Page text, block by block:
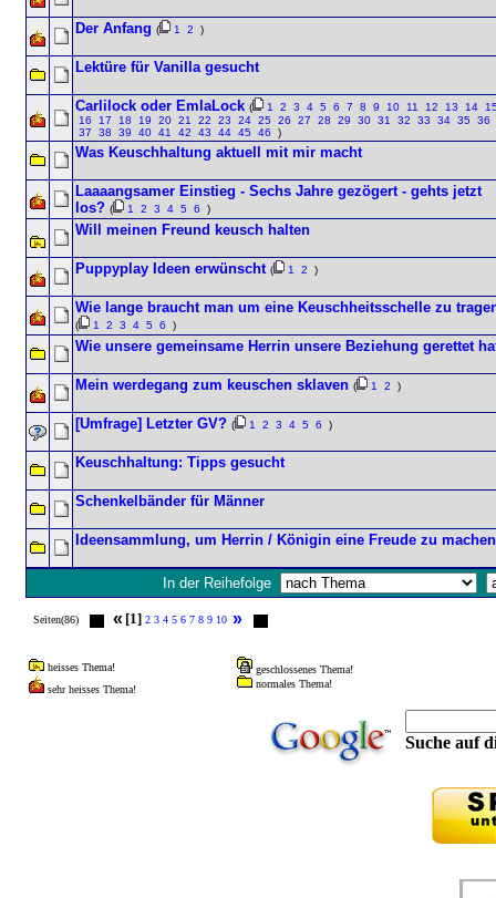
Der Anfang ( 1 2 )
Lektüre für Vanilla gesucht
Carlilock oder EmlaLock ( 1 2 3 4 5 6 7 8 9 10 11 12 13 14
16
17 18 19 20 21 22 23 24 25 26 27 28 29 30 31 32 33 34 35
36
37
38 39 40 41 42 43 44 45 46 )
Was Keuschhaltung aktuell mit mir macht
Laaaangsamer Einstieg - Sechs Jahre gezögert - gehts jetzt
los? ( 1 2 3 4 5 6 )
Will meinen Freund keusch halten
Puppyplay Ideen erwünscht ( 1 2 )
Wie lange braucht man um eine Keuschheitsschelle zu
( 1 2 3 4 5 6 )
Wie unsere gemeinsame Herrin unsere Beziehung gerettet
Mein werdegang zum keuschen sklaven ( 1 2 )
[Umfrage] Letzter GV? ( 1 2 3 4 5 6 )
Keuschhaltung: Tipps gesucht
Schenkelbänder für Männer
Ideensammlung, um Herrin / Königin eine Freude zu machen
In der Reihefolge
Seiten(86) « [1] 2 3 4 5 6 7 8 9 10 »
heisses Thema!
sehr heisses Thema!
geschlossenes Thema!
normales Thema!
Suche auf